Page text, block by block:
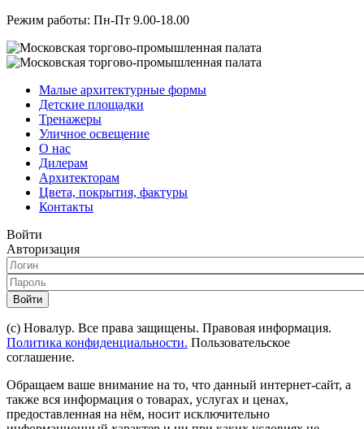
Режим работы: Пн-Пт 9.00-18.00
Малые архитектурные формы
Детские площадки
Тренажеры
Уличное освещение
О нас
Дилерам
Архитекторам
Цвета, покрытия, фактуры
Контакты
Войти
Авторизация
Войти
(с) Новалур. Все права защищены. Правовая информация.
Политика конфиденциальности. Пользовательское
соглашение.
Обращаем ваше внимание на то, что данный интернет-сайт, а
также вся информация о товарах, услугах и ценах,
предоставленная на нём, носит исключительно